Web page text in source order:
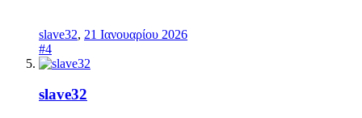
slave32, 21 Ιανουαρίου 2026
#4
slave32